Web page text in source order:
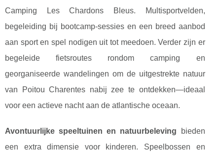
Camping Les Chardons Bleus. Multisportvelden,
begeleiding bij bootcamp-sessies en een breed aanbod
aan sport en spel nodigen uit tot meedoen. Verder zijn er
begeleide fietsroutes rondom camping en
georganiseerde wandelingen om de uitgestrekte natuur
van Poitou Charentes nabij zee te ontdekken—ideaal
voor een actieve nacht aan de atlantische oceaan.
Avontuurlijke speeltuinen en natuurbeleving bieden
een extra dimensie voor kinderen. Speelbossen en